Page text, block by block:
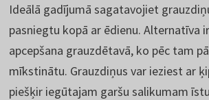
Ideālā gadījumā sagatavojiet
pasniegtu kopā ar ēdienu. Alternatīva
apcepšana grauzdētavā, ko pēc tam
mīkstinātu. Grauzdiņus var ieziest ar
piešķir iegūtajam garšu salikumam